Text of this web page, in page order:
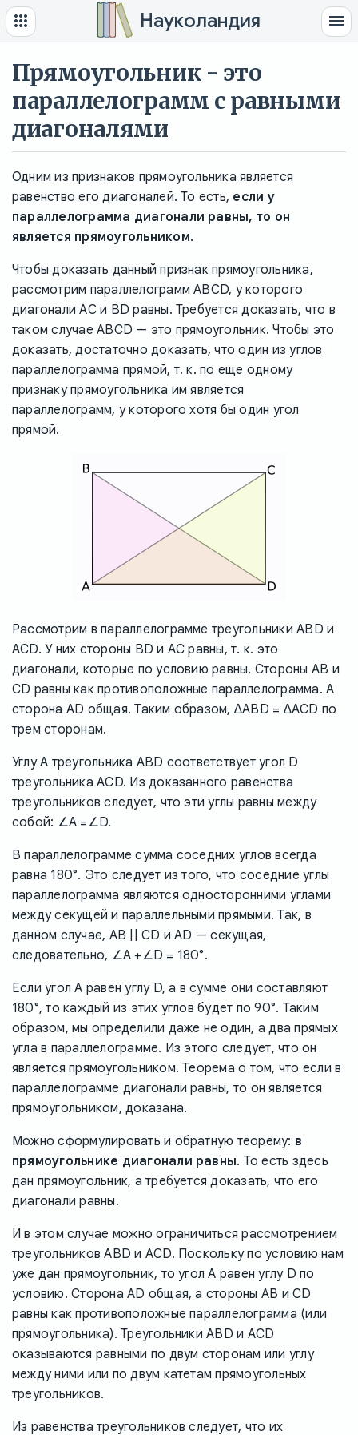
Науколандия
Прямоугольник - это
параллелограмм с равными
диагоналями
Одним из признаков прямоугольника является
равенство его диагоналей. То есть, если у
параллелограмма диагонали равны, то он
является прямоугольником.
Чтобы доказать данный признак прямоугольника,
рассмотрим параллелограмм ABCD, у которого
диагонали AC и BD равны. Требуется доказать, что в
таком случае ABCD — это прямоугольник. Чтобы это
доказать, достаточно доказать, что один из углов
параллелограмма прямой, т. к. по еще одному
признаку прямоугольника им является
параллелограмм, у которого хотя бы один угол
прямой.
Рассмотрим в параллелограмме треугольники ABD и
ACD. У них стороны BD и AC равны, т. к. это
диагонали, которые по условию равны. Стороны AB и
CD равны как противоположные параллелограмма. А
сторона AD общая. Таким образом, ∆ABD = ∆ACD по
трем сторонам.
Углу A треугольника ABD соответствует угол D
треугольника ACD. Из доказанного равенства
треугольников следует, что эти углы равны между
собой: ∠A =∠D.
В параллелограмме сумма соседних углов всегда
равна 180°. Это следует из того, что соседние углы
параллелограмма являются односторонними углами
между секущей и параллельными прямыми. Так, в
данном случае, AB || CD и AD — секущая,
следовательно, ∠A +∠D = 180°.
Если угол A равен углу D, а в сумме они составляют
180°, то каждый из этих углов будет по 90°. Таким
образом, мы определили даже не один, а два прямых
угла в параллелограмме. Из этого следует, что он
является прямоугольником. Теорема о том, что если в
параллелограмме диагонали равны, то он является
прямоугольником, доказана.
Можно сформулировать и обратную теорему: в
прямоугольнике диагонали равны. То есть здесь
дан прямоугольник, а требуется доказать, что его
диагонали равны.
И в этом случае можно ограничиться рассмотрением
треугольников ABD и ACD. Поскольку по условию нам
уже дан прямоугольник, то угол A равен углу D по
условию. Сторона AD общая, а стороны AB и CD
равны как противоположные параллелограмма (или
прямоугольника). Треугольники ABD и ACD
оказываются равными по двум сторонам или углу
между ними или по двум катетам прямоугольных
треугольников.
Из равенства треугольников следует, что их